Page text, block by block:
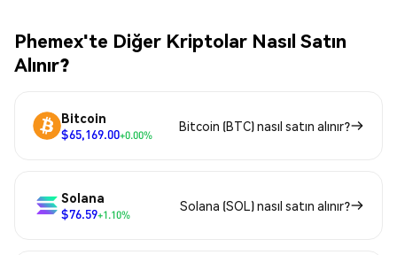
Phemex'te Diğer Kriptolar Nasıl Satın
Alınır?
Bitcoin
$65,169.00+0.00%
Bitcoin (BTC) nasıl satın alınır?
Solana
$76.59+1.10%
Solana (SOL) nasıl satın alınır?